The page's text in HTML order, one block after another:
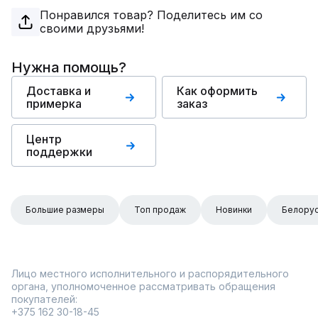
Понравился товар? Поделитесь им со
своими друзьями!
Нужна помощь?
Доставка и
примерка
Как оформить
заказ
Центр
поддержки
Большие размеры Топ продаж Новинки
Лицо местного исполнительного и распорядительного
органа, уполномоченное рассматривать обращения
покупателей:
+375 162 30-18-45